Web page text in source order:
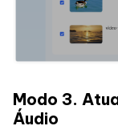
Modo 3.
Áudio